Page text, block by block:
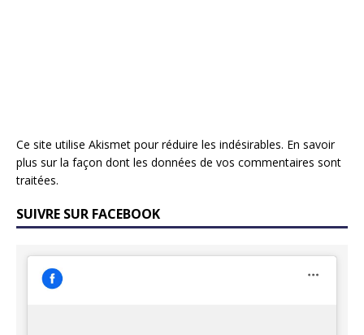
Ce site utilise Akismet pour réduire les indésirables. En savoir
plus sur la façon dont les données de vos commentaires sont
traitées.
SUIVRE SUR FACEBOOK